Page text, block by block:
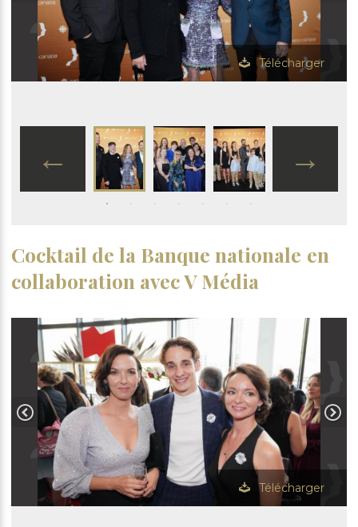
Télécharger
Cocktail de la Banque nationale en
collaboration avec V Média
Télécharger